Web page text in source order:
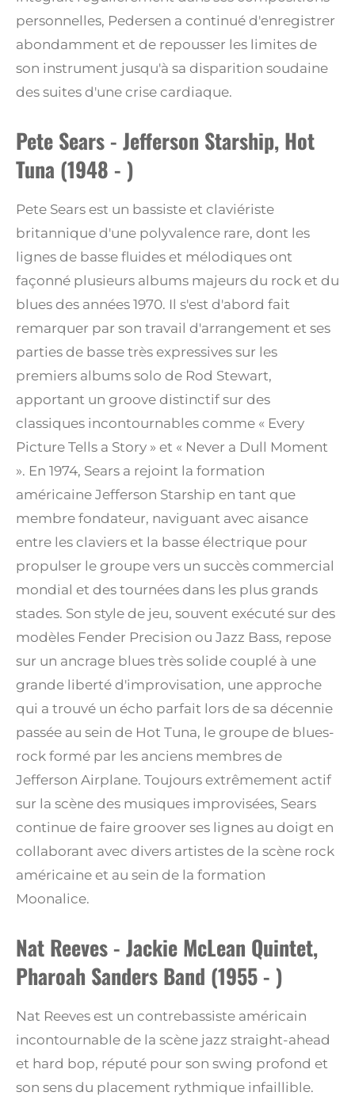
personnelles, Pedersen a continué d'enregistrer
abondamment et de repousser les limites de
son instrument jusqu'à sa disparition soudaine
des suites d'une crise cardiaque.
Pete Sears - Jefferson Starship, Hot
Tuna (1948 - )
Pete Sears est un bassiste et claviériste
britannique d'une polyvalence rare, dont les
lignes de basse fluides et mélodiques ont
façonné plusieurs albums majeurs du rock et du
blues des années 1970. Il s'est d'abord fait
remarquer par son travail d'arrangement et ses
parties de basse très expressives sur les
premiers albums solo de Rod Stewart,
apportant un groove distinctif sur des
classiques incontournables comme « Every
Picture Tells a Story » et « Never a Dull Moment
». En 1974, Sears a rejoint la formation
américaine Jefferson Starship en tant que
membre fondateur, naviguant avec aisance
entre les claviers et la basse électrique pour
propulser le groupe vers un succès commercial
mondial et des tournées dans les plus grands
stades. Son style de jeu, souvent exécuté sur des
modèles Fender Precision ou Jazz Bass, repose
sur un ancrage blues très solide couplé à une
grande liberté d'improvisation, une approche
qui a trouvé un écho parfait lors de sa décennie
passée au sein de Hot Tuna, le groupe de blues-
rock formé par les anciens membres de
Jefferson Airplane. Toujours extrêmement actif
sur la scène des musiques improvisées, Sears
continue de faire groover ses lignes au doigt en
collaborant avec divers artistes de la scène rock
américaine et au sein de la formation
Moonalice.
Nat Reeves - Jackie McLean Quintet,
Pharoah Sanders Band (1955 - )
Nat Reeves est un contrebassiste américain
incontournable de la scène jazz straight-ahead
et hard bop, réputé pour son swing profond et
son sens du placement rythmique infaillible.